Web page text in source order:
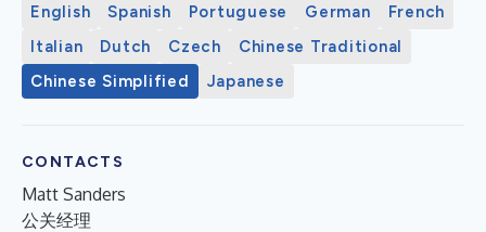
English Spanish Portuguese German
French
Italian
Dutch Czech
Chinese Traditional
Chinese Simplified
Japanese
CONTACTS
Matt Sanders
公关经理